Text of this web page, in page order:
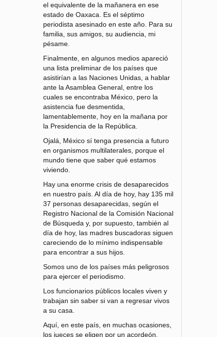
el equivalente de la mañanera en ese
estado de Oaxaca. Es el séptimo
periodista asesinado en este año. Para su
familia, sus amigos, su audiencia, mi
pésame.
Finalmente, en algunos medios apareció
una lista preliminar de los países que
asistirían a las Naciones Unidas, a hablar
ante la Asamblea General, entre los
cuales se encontraba México, pero la
asistencia fue desmentida,
lamentablemente, hoy en la mañana por
la Presidencia de la República.
Ojalá, México sí tenga presencia a futuro
en organismos multilaterales, porque el
mundo tiene que saber qué estamos
viviendo.
Hay una enorme crisis de desaparecidos
en nuestro país. Al día de hoy, hay 135 mil
37 personas desaparecidas, según el
Registro Nacional de la Comisión Nacional
de Búsqueda y, por supuesto, también al
día de hoy, las madres buscadoras siguen
careciendo de lo mínimo indispensable
para encontrar a sus hijos.
Somos uno de los países más peligrosos
para ejercer el periodismo.
Los funcionarios públicos locales viven y
trabajan sin saber si van a regresar vivos
a su casa.
Aquí, en este país, en muchas ocasiones,
los jueces se eligen por un acordeón.